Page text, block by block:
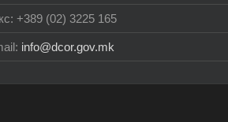
+389 (02) 3225 165
info@dcor.gov.mk